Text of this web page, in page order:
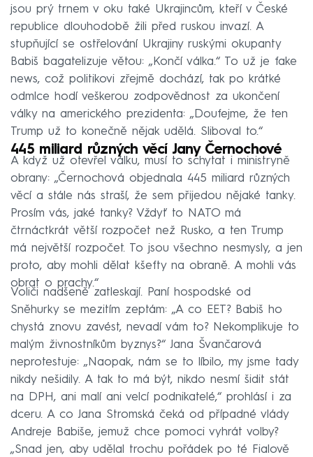
jsou prý trnem v oku také Ukrajincům, kteří v České
republice dlouhodobě žili před ruskou invazí. A
stupňující se ostřelování Ukrajiny ruskými okupanty
Babiš bagatelizuje větou: „Končí válka.“ To už je fake
news, což politikovi zřejmě dochází, tak po krátké
odmlce hodí veškerou zodpovědnost za ukončení
války na amerického prezidenta: „Doufejme, že ten
Trump už to konečně nějak udělá. Sliboval to.“
445 miliard různých věcí Jany Černochové
A když už otevřel válku, musí to schytat i ministryně
obrany: „Černochová objednala 445 miliard různých
věcí a stále nás straší, že sem přijedou nějaké tanky.
Prosím vás, jaké tanky? Vždyť to NATO má
čtrnáctkrát větší rozpočet než Rusko, a ten Trump
má největší rozpočet. To jsou všechno nesmysly, a jen
proto, aby mohli dělat kšefty na obraně. A mohli vás
obrat o prachy.“
Voliči nadšeně zatleskají. Paní hospodské od
Sněhurky se mezitím zeptám: „A co EET? Babiš ho
chystá znovu zavést, nevadí vám to? Nekomplikuje to
malým živnostníkům byznys?“ Jana Švančarová
neprotestuje: „Naopak, nám se to líbilo, my jsme tady
nikdy nešidily. A tak to má být, nikdo nesmí šidit stát
na DPH, ani malí ani velcí podnikatelé,“ prohlásí i za
dceru. A co Jana Stromská čeká od případné vlády
Andreje Babiše, jemuž chce pomoci vyhrát volby?
„Snad jen, aby udělal trochu pořádek po té Fialově